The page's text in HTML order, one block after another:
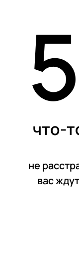
что-
не
вас